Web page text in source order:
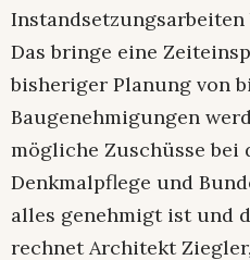
Instandsetzungsarbeiten
Das bringe eine
bisheriger Planung von
Baugenehmigungen
mögliche Zuschüsse bei
Denkmalpflege und
alles genehmigt ist und
rechnet Architekt